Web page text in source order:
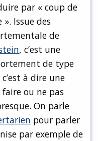
par « coup de
Issue des
de
, c’est une
de type
à dire une
ou ne pas
On parle
pour parler
par exemple de